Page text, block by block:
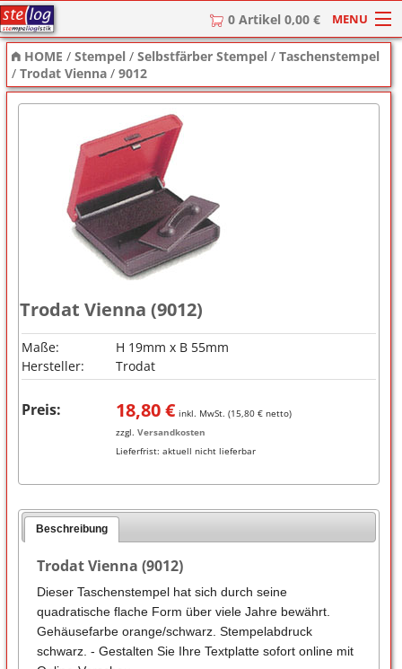
0 Artikel 0,00 € MENU
HOME
Stempel
Stempel-Textplatten
Stempelzubehör
HOME /Stempel /Selbstfärber Stempel /Taschenstempel
/Trodat Vienna /9012
Trodat Vienna (9012)
Maße:
H 19mm x B 55mm
Hersteller:
Trodat
Preis: 18,80€ inkl. MwSt. (15,80€ netto)
zzgl. Versandkosten
Lieferfrist: aktuell nicht lieferbar
Beschreibung
Trodat Vienna (9012)
Dieser Taschenstempel hat sich durch seine
quadratische flache Form über viele Jahre bewährt.
Gehäusefarbe orange/schwarz. Stempelabdruck
schwarz. - Gestalten Sie Ihre Textplatte sofort online mit